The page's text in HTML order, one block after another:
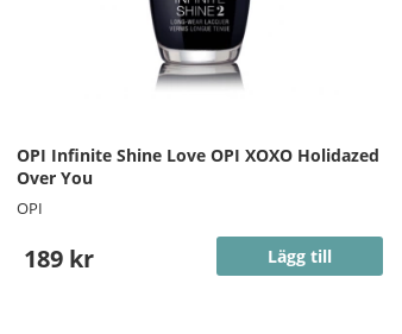
OPI Infinite Shine Love OPI XOXO Holidazed
Over You
OPI
189 kr Lägg till